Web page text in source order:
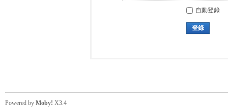
自動登錄
登錄
Powered by Moby! X3.4